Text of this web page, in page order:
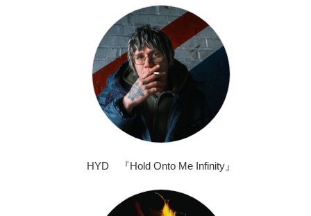
HYD 『Hold Onto Me Infinity』